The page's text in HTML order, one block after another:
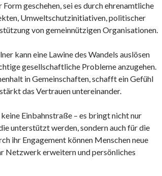
geschehen, sei es durch ehrenamtliche
Umweltschutzinitiativen, politischer
von gemeinnützigen Organisationen.
kann eine Lawine des Wandels auslösen
gesellschaftliche Probleme anzugehen.
in Gemeinschaften, schafft ein Gefühl
das Vertrauen untereinander.
Einbahnstraße – es bringt nicht nur
unterstützt werden, sondern auch für die
ihr Engagement können Menschen neue
Netzwerk erweitern und persönliches